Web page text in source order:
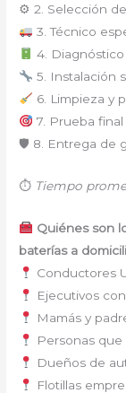
⚙ 2. Selección
3. Técnico
4.
5. Instalación
6. Limpieza y
7. Prueba
🛡 8. Entrega de
⏱ Tiempo
Quiénes son
baterías a
Conductores
Ejecutivos
Mamás y
Personas que
Dueños de
Flotillas